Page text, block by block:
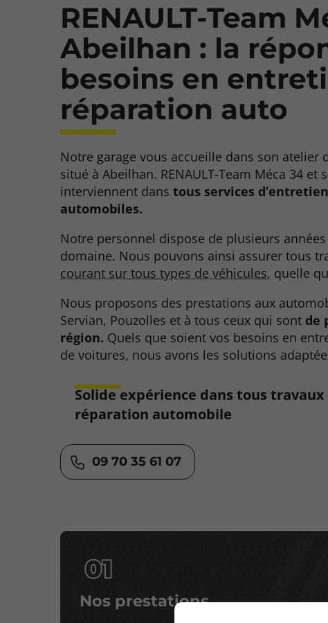
RENAULT-Team
Abeilhan : la
besoins en
réparation auto
Notre garage vous accueille dans son atelier
situé à Abeilhan. RENAULT-Team Méca 34 et
interviennent dans tous services
automobiles.
Notre personnel dispose de plusieurs années
domaine. Nous pouvons ainsi assurer tous
courant sur tous types de véhicules, quelle
Nous proposons des prestations aux
Servian, Pouzolles et à tous ceux qui sont de
région. Quels que soient vos besoins en
de voitures, nous avons les solutions
Solide expérience dans tous
réparation automobile
09 70 35 61 07
Nos prestations